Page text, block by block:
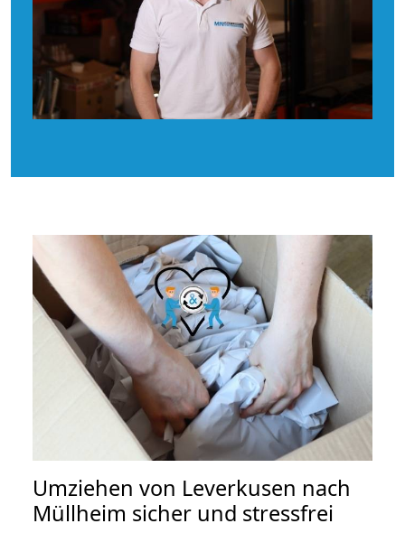
Umziehen von Leverkusen nach
Müllheim sicher und stressfrei